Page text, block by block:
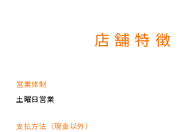
店舗特徴
営業体制
土曜日営業
支払方法（現金以外）